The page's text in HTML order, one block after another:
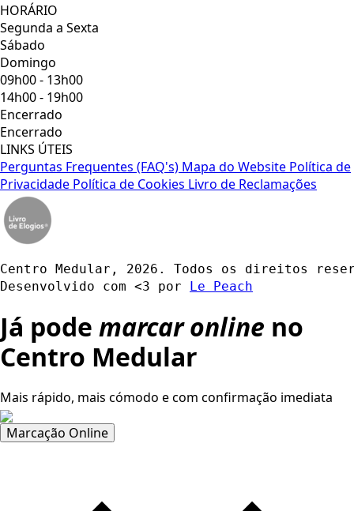
HORÁRIO
Segunda a Sexta
Sábado
Domingo
09h00 - 13h00
14h00 - 19h00
Encerrado
Encerrado
LINKS ÚTEIS
Perguntas Frequentes (FAQ's) Mapa do Website Política de
Privacidade Política de Cookies Livro de Reclamações
Centro Medular, 2026. Todos os direitos
Desenvolvido com <3 por Le Peach
Já pode marcar online no
Centro Medular
Mais rápido, mais cómodo e com confirmação imediata
Marcação Online